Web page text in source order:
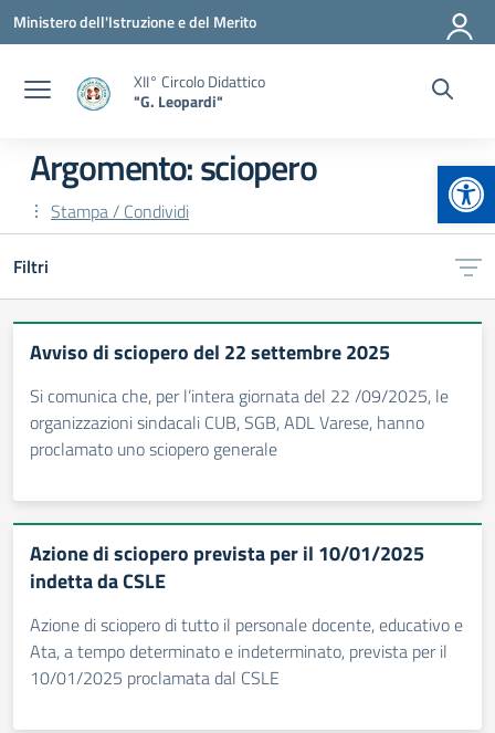
Vai ai contenuti
Vai al menu di navigazione
Vai al footer
Ministero dell'Istruzione e del Merito
XII° Circolo Didattico
"G. Leopardi"
Argomento: sciopero
Stampa / Condividi
Filtri
Avviso di sciopero del 22 settembre 2025
Si comunica che, per l’intera giornata del 22 /09/2025, le
organizzazioni sindacali CUB, SGB, ADL Varese, hanno
proclamato uno sciopero generale
Azione di sciopero prevista per il 10/01/2025
indetta da CSLE
Azione di sciopero di tutto il personale docente, educativo e
Ata, a tempo determinato e indeterminato, prevista per il
10/01/2025 proclamata dal CSLE